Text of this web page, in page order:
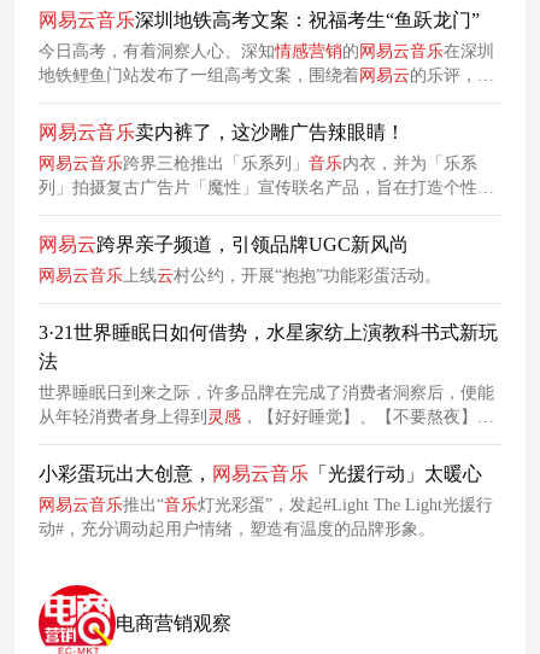
到藏头诗的含义。 今年七夕，网易 云音乐 以“七夕藏头诗”表白
生产图文的方式，帮助网友委婉示爱。
网易云音乐深圳地铁高考文案：祝福考生“鱼跃龙门”
今日高考，有着洞察人心、深知情感营销的 网易云音乐在深圳
地铁鲤鱼门站发布了一组高考文案，围绕着 网易云的乐评，诉
说着对高考学子的美好祝福。 值得一提的是，网易云选择在鲤
鱼门设置高考文案，是十分用心的选择。无论是经过的路人还
是身在其中的高考学子，都能轻易get到【鱼跃龙门】的小巧
思，将地铁本身融入到广告创意中，高度契合高考创意命题。
网易云音乐卖内裤了，这沙雕广告辣眼睛！
网易云音乐跨界三枪推出「乐系列」 音乐内衣，并为「乐系
列」拍摄复古广告片「魔性」宣传联名产品，旨在打造个性
乐内裤和袜子，把音乐穿在身上。
网易云跨界亲子频道，引领品牌UGC新风尚
网易云音乐 上线云村公约，开展“抱抱”功能彩蛋活动。
3·21世界睡眠日如何借势，水星家纺上演教科书式新玩
法
世界睡眠日到来之际，许多品牌在完成了消费者洞察后，便能
从年轻消费者身上得到 灵感 ，【好好睡觉】、【不要熬夜】、
【爱惜自己】等主题的品牌营销主题喷涌而出。水星家纺却另
辟蹊径，从睡觉本身出发，进行世界睡眠的深层解读，通过解
读，给出了另一份与众不同的答卷。
小彩蛋玩出大创意， 网易云音乐 「光援行动」太暖心
网易云音乐推出“音乐灯光彩蛋”，发起#Light The Light光援行
动#，充分调动起用户情绪，塑造有温度的品牌形象。
电商营销观察